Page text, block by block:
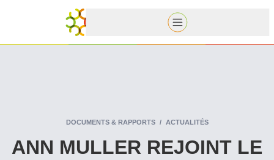
DOCUMENTS & RAPPORTS ACTUALITÉS
ANN MULLER REJOINT LE